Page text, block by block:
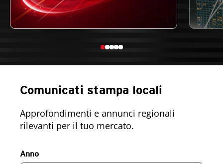
Comunicati stampa locali
Approfondimenti e annunci regionali
rilevanti per il tuo mercato.
Anno